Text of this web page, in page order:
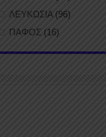
ΛΕΥΚΩΣΙΑ(96)
ΠΑΦΟΣ (16)